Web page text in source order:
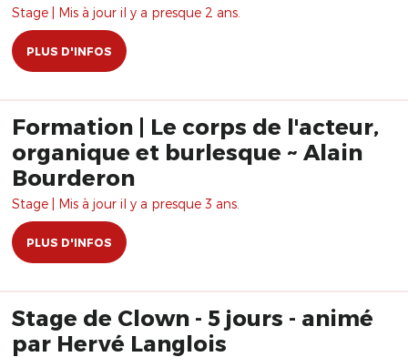
Stage | Mis à jour il y a presque 2 ans.
PLUS D'INFOS
Formation | Le corps de l'acteur,
organique et burlesque ~ Alain
Bourderon
Stage | Mis à jour il y a presque 3 ans.
PLUS D'INFOS
Stage de Clown - 5 jours - animé
par Hervé Langlois